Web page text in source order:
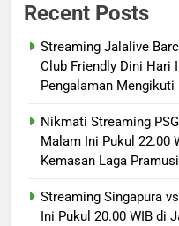
Recent Posts
Streaming Jalalive
Club Friendly Dini Hari
Pengalaman Mengikuti
Nikmati Streaming
Malam Ini Pukul 22.00
Kemasan Laga
Streaming Singapura
Ini Pukul 20.00 WIB di